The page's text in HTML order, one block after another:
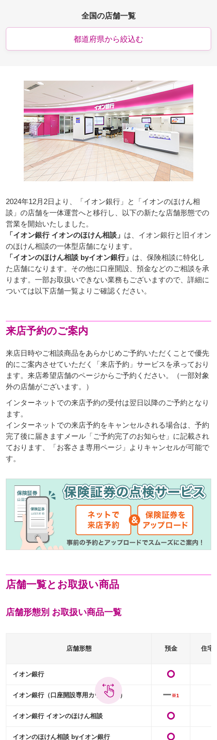
全国の店舗一覧
都道府県から絞込む
2024年12月2日より、「イオン銀行」と「イオンのほけん相
談」の店舗を一体運営へと移行し、以下の新たな店舗形態での
営業を開始いたしました。
「イオン銀行 イオンのほけん相談」 は、イオン銀行と旧イオン
のほけん相談の一体型店舗になります。
「イオンのほけん相談 byイオン銀行」 は、保険相談に特化し
た店舗になります。その他に口座開設、預金などのご相談を承
ります。一部お取扱いできない業務もございますので、詳細に
ついては以下店舗一覧よりご確認ください。
来店予約のご案内
来店日時やご相談商品をあらかじめご予約いただくことで優先
的にご案内させていただく「来店予約」サービスを承っており
ます。来店希望店舗のページからご予約ください。（一部対象
外の店舗がございます。）
インターネットでの来店予約の受付は翌日以降のご予約となり
ます。
インターネットでの来店予約をキャンセルされる場合は、予約
完了後に届きますメール「ご予約完了のお知らせ」に記載され
ております、「お客さま専用ページ」よりキャンセルが可能で
す。
店舗一覧とお取扱い商品
店舗形態別 お取扱い商品一覧
店舗形態 預金 住宅
イオン銀行
イオン銀行（口座開設専用カウンター） ※1
イオン銀行 イオンのほけん相談
イオンのほけん相談 byイオン銀行